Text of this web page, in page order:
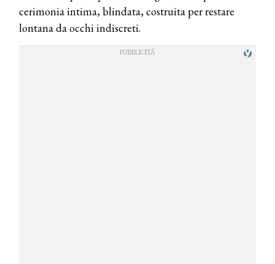
cerimonia intima, blindata, costruita per restare
lontana da occhi indiscreti.